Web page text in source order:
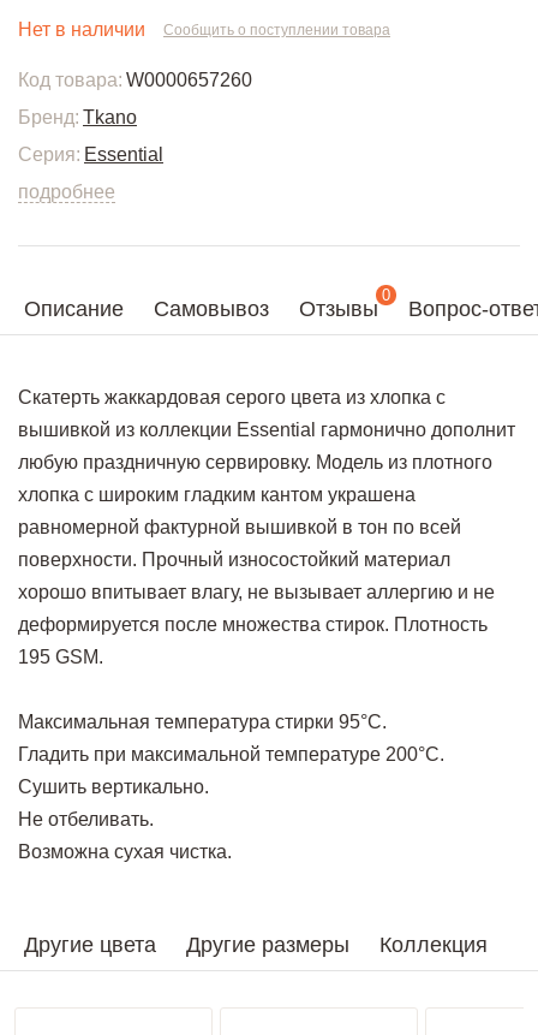
Описание Самовывоз Отзывы
0
Вопрос-
Скатерть жаккардовая серого цвета из хлопка с
вышивкой из коллекции Essential гармонично дополнит
любую праздничную сервировку. Модель из плотного
хлопка с широким гладким кантом украшена
равномерной фактурной вышивкой в тон по всей
поверхности. Прочный износостойкий материал
хорошо впитывает влагу, не вызывает аллергию и не
деформируется после множества стирок. Плотность
195 GSM.
Максимальная температура стирки 95°C.
Гладить при максимальной температуре 200°C.
Сушить вертикально.
Не отбеливать.
Возможна сухая чистка.
Нет в наличии Сообщить о поступлении товара
Код товара: W0000657260
Бренд: Tkano
Серия: Essential
подробнее
Другие цвета Другие размеры Коллекция